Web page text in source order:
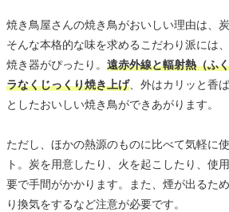
焼き鳥屋さんの焼き鳥がおいしい理由は、
そんな本格的な味を求めるこだわり派には
焼き器がぴったり。 遠赤外線と輻射熱（ふ
ラなくじっくり焼き上げ、外はカリッと香
としたおいしい焼き鳥ができあがります。
ただし、ほかの熱源のものに比べて気軽に
ト。炭を用意したり、火を起こしたり、使
要で手間がかかります。また、煙が出るた
り換気をするなど注意が必要です。